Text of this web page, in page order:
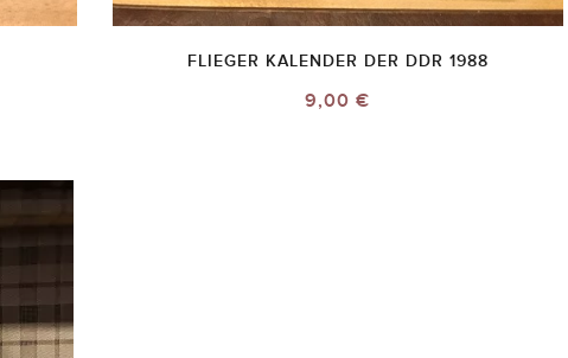
FLIEGER KALENDER DER DDR 1988
9,00 €